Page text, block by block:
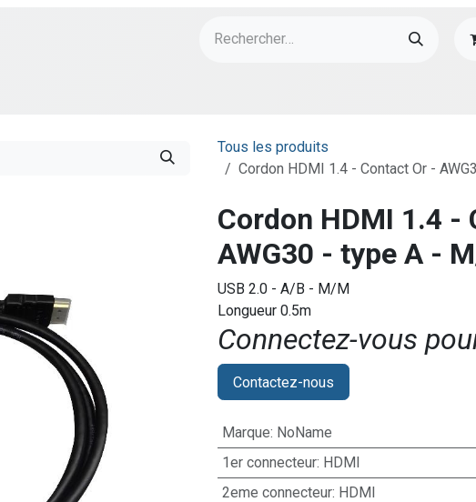
Tous les produits
Cordon HDMI 1.4 - Contact Or -
Cordon HDMI 1.4 -
AWG30 - type A -
USB 2.0 - A/B - M/M
Longueur 0.5m
Connectez-vous
Contactez-nous
Marque: NoName
1er connecteur: HDMI
2eme connecteur: HDMI